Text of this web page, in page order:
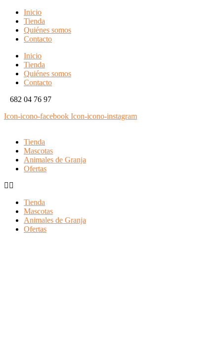
Inicio
Tienda
Quiénes somos
Contacto
Inicio
Tienda
Quiénes somos
Contacto
682 04 76 97
Icon-icono-facebook Icon-icono-instagram
Tienda
Mascotas
Animales de Granja
Ofertas
Tienda
Mascotas
Animales de Granja
Ofertas